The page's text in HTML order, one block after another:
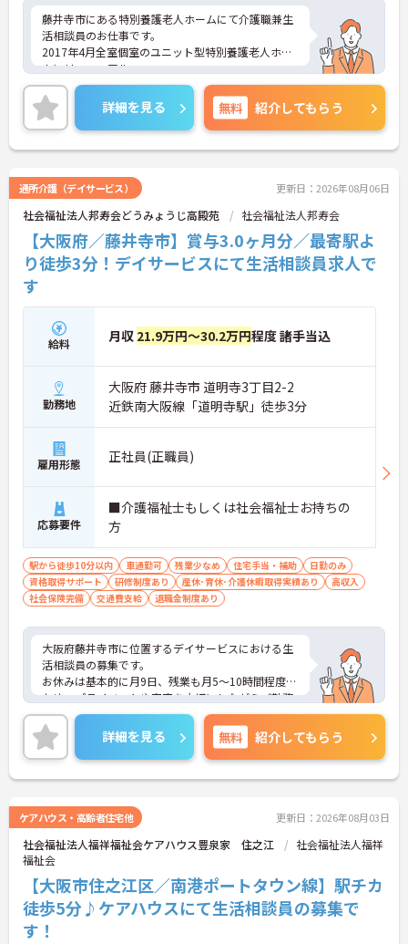
藤井寺市にある特別養護老人ホームにて介護職兼生
活相談員のお仕事です。
2017年4月全室個室のユニット型特別養護老人ホー
ムにリニューアル。
大阪メトロ地下鉄谷町線 関目高殿駅より徒歩約13
分・ＪＲおおさか東線城北公園通駅より徒歩約15
分。大阪市内はもちろん周辺地域からのアクセスも
◎研修制度充実の、働きやすい施設、法人です。
お休みは基本的に月9日、残業も月10時間ほどなの
ます。
住宅手当や扶養手当などの諸手当が充実しており、
安心の待遇面が魅力的です♪
また、最上階に利用者様が利用できるバーを設置し
て1ヶ月に2回バーを開放したり、
利用者様がご自宅と近い環境で過ごしていただける
ご興味がある方は是非一度マイナビまでお問い合わ
せください。さらに詳細などお伝えします！
詳細を見る 無料 紹介してもらう
通所介護（デイサービス） 更新日：2026年08月06日
社会福祉法人邦寿会どうみょうじ高殿苑 社会福祉法人邦寿会
【大阪府／藤井寺市】賞与3.0ヶ月分／最寄駅よ
り徒歩3分！デイサービスにて生活相談員求人で
す
給料 月収 21.9万円～30.2万円程度 諸手当込
勤務地
大阪府 藤井寺市 道明寺3丁目2-2
近鉄南大阪線「道明寺駅」徒歩3分
雇用形態 正社員(正職員)
応募要件
■介護福祉士もしくは社会福祉士お持ちの
方
駅から徒歩10分以内 車通勤可 残業少なめ 住宅手当・補助
日勤のみ
資格取得サポート
研修制度あり 産休･育休･介護休暇取得実績あり
高収入
社会保険完備
交通費支給 退職金制度あり
大阪府藤井寺市に位置するデイサービスにおける生
活相談員の募集です。
お休みは基本的に月9日、残業も月5～10時間程度の
ため、プライベートや家庭を大切にしながらご勤務
いただけます！
ご興味のある方には、面接対策ポイントなど、さら
に詳細をお話しいたしますので、お気軽にご相談く
ださい。
詳細を見る 無料 紹介してもらう
ケアハウス・高齢者住宅他 更新日：2026年08月03日
社会福祉法人福祥福祉会ケアハウス豊泉家 住之江
社会福祉法人福祥
福祉会
【大阪市住之江区／南港ポートタウン線】駅チカ
徒歩5分♪ケアハウスにて生活相談員の募集で
す！